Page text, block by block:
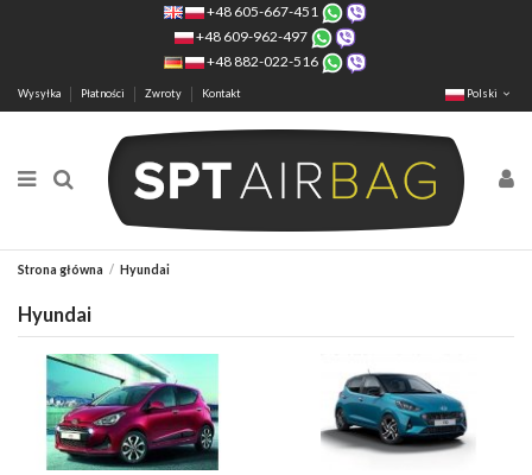
+48 605-667-451
+48 609-962-497
+48 882-022-516
Wysyłka Płatności Zwroty Kontakt Polski
Strona główna Hyundai
Hyundai